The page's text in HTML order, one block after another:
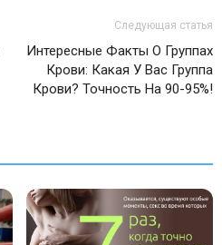
Следующая статья
Интересные Факты О Группах
Крови: Какая У Вас Группа
Крови? Точность На 90-95%!